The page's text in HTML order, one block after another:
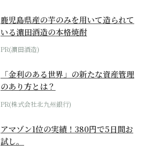
鹿児島県産の芋のみを用いて造られて
いる濵田酒造の本格焼酎
PR(濵田酒造)
「金利のある世界」の新たな資産管理
のあり方とは？
PR(株式会社北九州銀行)
アマゾン1位の実績！380円で5日間お
試し。